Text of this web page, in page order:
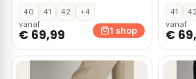
40 41 42
+4
vanaf
€ 69,99 1 shop
41 42
vanaf
€